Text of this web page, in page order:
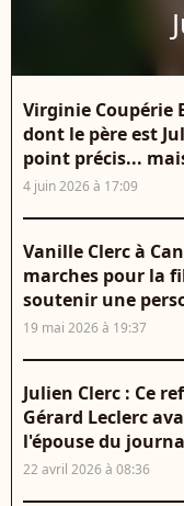
Virginie Coupérie
dont le père est
point précis...
4 juin 2026 à 17:09
Vanille Clerc à
marches pour la
soutenir une
19 mai 2026 à 19:37
Julien Clerc : Ce
Gérard Leclerc
l'épouse du
22 avril 2026 à 08:36